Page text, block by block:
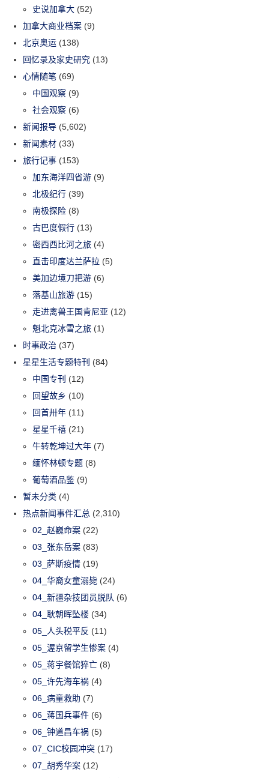
史说加拿大 (52)
加拿大商业档案 (9)
北京奥运 (138)
回忆录及家史研究 (13)
心情随笔 (69)
中国观察 (9)
社会观察 (6)
新闻报导 (5,602)
新闻素材 (33)
旅行记事 (153)
加东海洋四省游 (9)
北极纪行 (39)
南极探险 (8)
古巴度假行 (13)
密西西比河之旅 (4)
直击印度达兰萨拉 (5)
美加边境刀把游 (6)
落基山旅游 (15)
走进禽兽王国肯尼亚 (12)
魁北克冰雪之旅 (1)
时事政治 (37)
星星生活专题特刊 (84)
中国专刊 (12)
回望故乡 (10)
回首卅年 (11)
星星千禧 (21)
牛转乾坤过大年 (7)
缅怀林顿专题 (8)
葡萄酒品鉴 (9)
暂未分类 (4)
热点新闻事件汇总 (2,310)
02_赵巍命案 (22)
03_张东岳案 (83)
03_萨斯疫情 (19)
04_华裔女童溺毙 (24)
04_新疆杂技团员脱队 (6)
04_耿朝晖坠楼 (34)
05_人头税平反 (11)
05_渥京留学生惨案 (4)
05_蒋宇餐馆猝亡 (8)
05_许先海车祸 (4)
06_病童救助 (7)
06_蒋国兵事件 (6)
06_钟道昌车祸 (5)
07_CIC校园冲突 (17)
07_胡秀华案 (12)